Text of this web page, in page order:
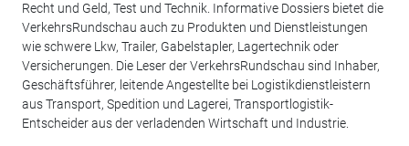
Recht und Geld, Test und Technik. Informative Dossiers bietet die
VerkehrsRundschau auch zu Produkten und Dienstleistungen
wie schwere Lkw, Trailer, Gabelstapler, Lagertechnik oder
Versicherungen. Die Leser der VerkehrsRundschau sind Inhaber,
Geschäftsführer, leitende Angestellte bei Logistikdienstleistern
aus Transport, Spedition und Lagerei, Transportlogistik-
Entscheider aus der verladenden Wirtschaft und Industrie.